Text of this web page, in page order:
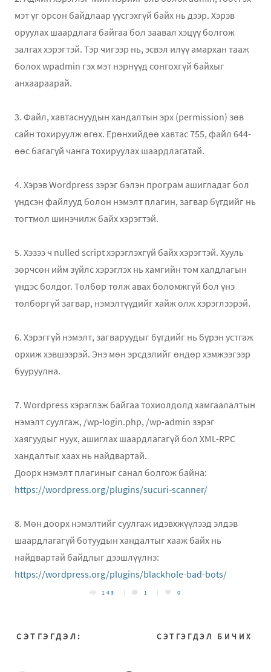
мэт үг орсон байдлаар үүсгэхгүй байх нь дээр. Хэрэв
оруулах шаардлага байгаа бол заавал хэцүү болгож
залгах хэрэгтэй. Тэр чигээр нь, эсвэл илүү амархан тааж
болох wpadmin гэх мэт нэрнүүд сонгохгүй байхыг
анхаараарай.
3. Файл, хавтаснуудын хандалтын эрх (permission) зөв
сайн тохируулж өгөх. Ерөнхийдөө хавтас 755, файл 644-
өөс багагүй чанга тохируулах шаардлагатай.
4. Хэрэв Wordpress зэрэг бэлэн програм ашигладаг бол
үндсэн файлууд болон нэмэлт плагин, загвар бүгдийг нь
тогтмол шинэчилж байх хэрэгтэй.
5. Хэзээ ч nulled script хэрэглэхгүй байх хэрэгтэй. Хууль
зөрчсөн ийм зүйлс хэрэглэх нь хамгийн том халдлагын
үндэс болдог. Төлбөр төлж авах боломжгүй бол үнэ
төлбөргүй загвар, нэмэлтүүдийг хайж олж хэрэглээрэй.
6. Хэрэггүй нэмэлт, загваруудыг бүгдийг нь бүрэн устгаж
орхиж хэвшээрэй. Энэ мөн эрсдэлийг өндөр хэмжээгээр
бууруулна.
7. Wordpress хэрэглэж байгаа тохиолдолд хамгаалалтын
нэмэлт суулгаж, /wp-login.php, /wp-admin зэрэг
хаягуудыг нуух, ашиглах шаардлагагүй бол XML-RPC
хандалтыг хаах нь найдвартай.
Доорх нэмэлт плагиныг санал болгож байна:
https://wordpress.org/plugins/sucuri-scanner/
8. Мөн доорх нэмэлтийг суулгаж идэвхжүүлээд элдэв
шаардлагагүй ботуудын хандалтыг хааж байх нь
найдвартай байдлыг дээшлүүлнэ:
https://wordpress.org/plugins/blackhole-bad-bots/
143 1 0
СЭТГЭГДЭЛ БИЧИХ
СЭТГЭГДЭЛ: